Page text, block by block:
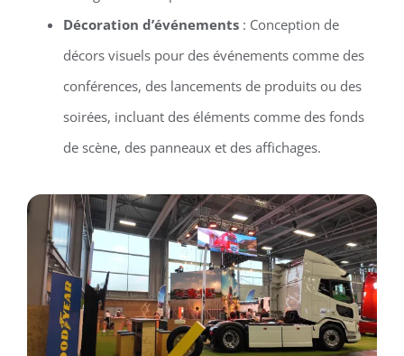
Décoration d’événements: Conception de
décors visuels pour des événements comme des
conférences, des lancements de produits ou des
soirées, incluant des éléments comme des fonds
de scène, des panneaux et des affichages.